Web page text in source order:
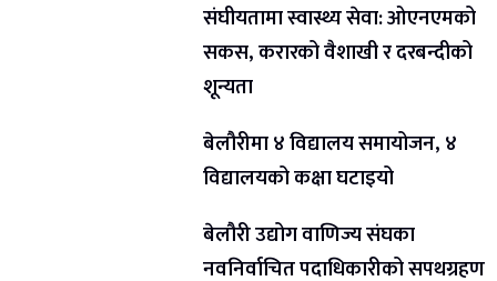
संघीयतामा स्वास्थ्य सेवा: ओएनएमको
सकस, करारको वैशाखी र दरबन्दीको
शून्यता
बेलौरीमा ४ विद्यालय समायोजन, ४
विद्यालयको कक्षा घटाइयो
बेलौरी उद्योग वाणिज्य संघका
नवनिर्वाचित पदाधिकारीको सपथग्रहण